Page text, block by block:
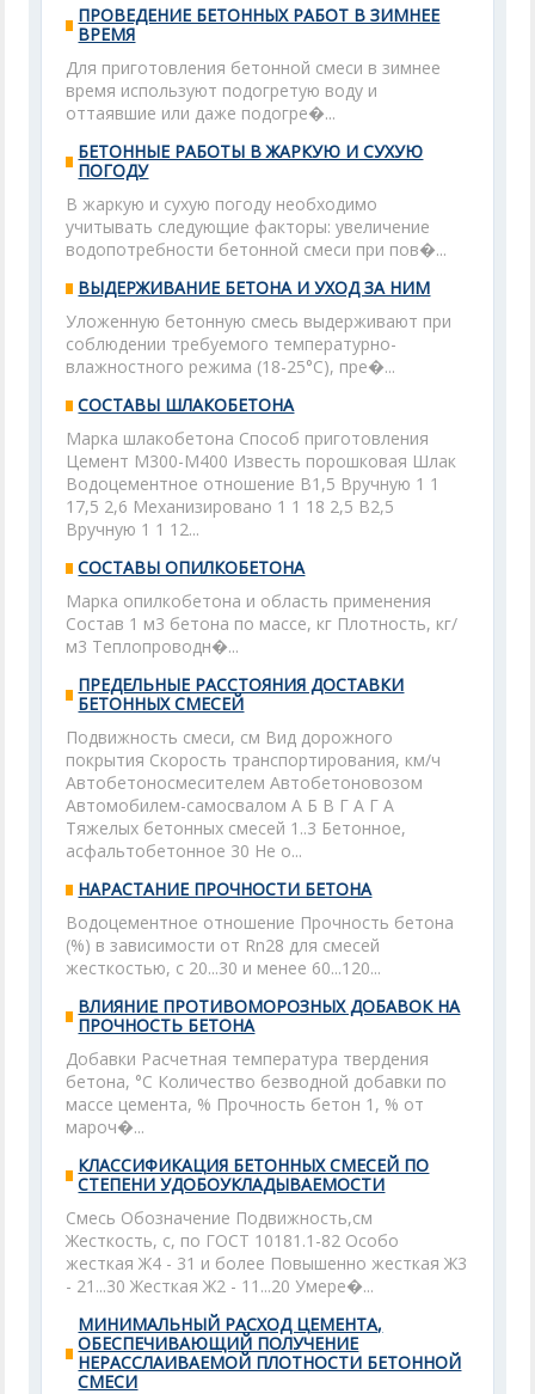
ПРОВЕДЕНИЕ БЕТОННЫХ РАБОТ В ЗИМНЕЕ
ВРЕМЯ
Для приготовления бетонной смеси в зимнее
время используют подогретую воду и
оттаявшие или даже подогре�...
БЕТОННЫЕ РАБОТЫ В ЖАРКУЮ И СУХУЮ
ПОГОДУ
В жаркую и сухую погоду необходимо
учитывать следующие факторы: увеличение
водопотребности бетонной смеси при пов�...
ВЫДЕРЖИВАНИЕ БЕТОНА И УХОД ЗА НИМ
Уложенную бетонную смесь выдерживают при
соблюдении требуемого температурно-
влажностного режима (18-25°С), пре�...
СОСТАВЫ ШЛАКОБЕТОНА
Марка шлакобетона Способ приготовления
Цемент M300-M400 Известь порошковая Шлак
Водоцементное отношение В1,5 Вручную 1 1
17,5 2,6 Механизировано 1 1 18 2,5 В2,5
Вручную 1 1 12...
СОСТАВЫ ОПИЛКОБЕТОНА
Марка опилкобетона и область применения
Состав 1 м3 бетона по массе, кг Плотность, кг/
м3 Теплопроводн�...
ПРЕДЕЛЬНЫЕ РАССТОЯНИЯ ДОСТАВКИ
БЕТОННЫХ СМЕСЕЙ
Подвижность смеси, см Вид дорожного
покрытия Скорость транспортирования, км/ч
Автобетоносмесителем Автобетоновозом
Автомобилем-самосвалом А Б В Г А Г А
Тяжелых бетонных смесей 1..3 Бетонное,
асфальтобетонное 30 Не о...
НАРАСТАНИЕ ПРОЧНОСТИ БЕТОНА
Водоцементное отношение Прочность бетона
(%) в зависимости от Rn28 для смесей
жесткостью, с 20...30 и менее 60...120...
ВЛИЯНИЕ ПРОТИВОМОРОЗНЫХ ДОБАВОК НА
ПРОЧНОСТЬ БЕТОНА
Добавки Расчетная температура твердения
бетона, °С Количество безводной добавки по
массе цемента, % Прочность бетон 1, % от
мароч�...
КЛАССИФИКАЦИЯ БЕТОННЫХ СМЕСЕЙ ПО
СТЕПЕНИ УДОБОУКЛАДЫВАЕМОСТИ
Смесь Обозначение Подвижность,см
Жесткость, с, по ГОСТ 10181.1-82 Особо
жесткая Ж4 - 31 и более Повышенно жесткая Ж3
- 21...30 Жесткая Ж2 - 11...20 Умере�...
МИНИМАЛЬНЫЙ РАСХОД ЦЕМЕНТА,
ОБЕСПЕЧИВАЮЩИЙ ПОЛУЧЕНИЕ
НЕРАССЛАИВАЕМОЙ ПЛОТНОСТИ БЕТОННОЙ
СМЕСИ